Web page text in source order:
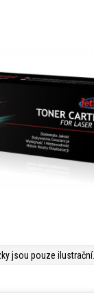
jsou pouze ilustrační.